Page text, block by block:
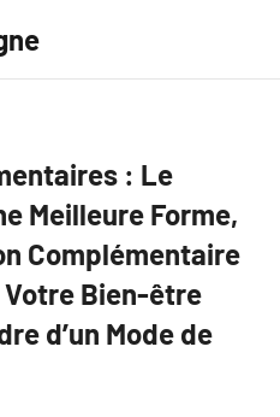
: Le
Meilleure Forme,
Complémentaire
Bien-être
d’un Mode de